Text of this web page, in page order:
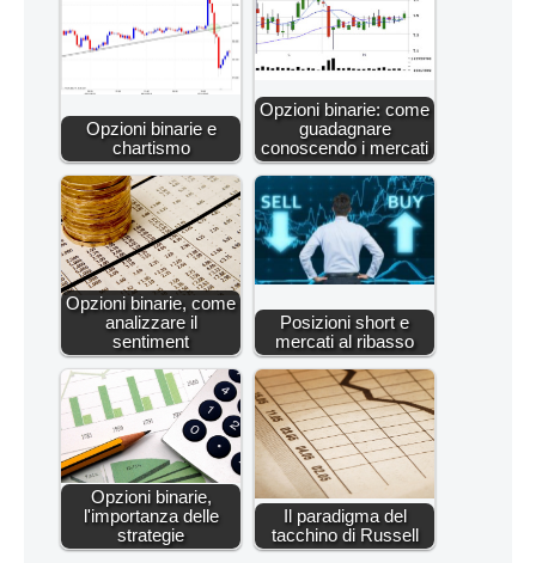
Opzioni binarie e
chartismo
Opzioni binarie: come
guadagnare
conoscendo i mercati
Opzioni binarie, come
analizzare il
sentiment
Posizioni short e
mercati al ribasso
Opzioni binarie,
l'importanza delle
strategie
Il paradigma del
tacchino di Russell